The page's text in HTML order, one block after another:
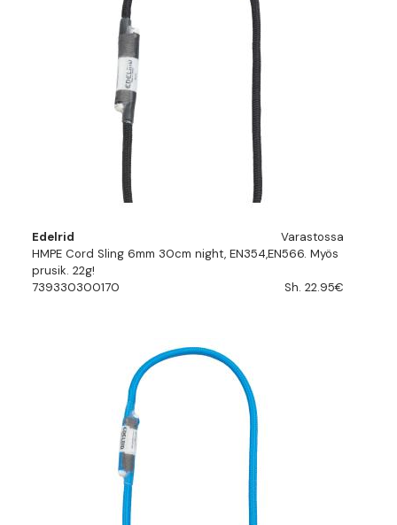
Edelrid
Varastossa
HMPE Cord Sling 6mm 30cm night, EN354,EN566. Myös
prusik. 22g!
739330300170
Sh. 22.95€